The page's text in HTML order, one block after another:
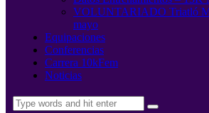
VOLUNTARIADO Triatló
mayo
Equipaciones
Conferencias
Carrera 10kFem
Noticias